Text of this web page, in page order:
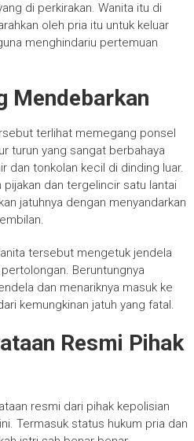
di perkirakan. Wanita itu di
oleh pria itu untuk keluar
menghindariu pertemuan
Mendebarkan
terlihat memegang ponsel
turun yang sangat berbahaya
dan tonkolan kecil di dinding luar.
pijakan dan tergelincir satu lantai
jatuhnya dengan menyandarkan
tersebut mengetuk jendela
Beruntungnya
dan menariknya masuk ke
kemungkinan jatuh yang fatal.
Resmi Pihak
resmi dari pihak kepolisian
Termasuk status hukum pria dan